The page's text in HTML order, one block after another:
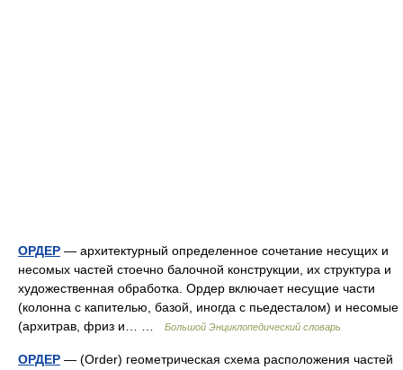
ОРДЕР — архитектурный определенное сочетание несущих и
несомых частей стоечно балочной конструкции, их структура и
художественная обработка. Ордер включает несущие части
(колонна с капителью, базой, иногда с пьедесталом) и несомые
(архитрав, фриз и… …
Большой Энциклопедический словарь
ОРДЕР — (Order) геометрическая схема расположения частей